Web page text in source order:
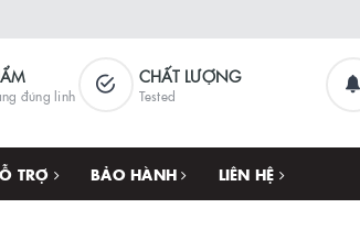
đúng linh
CHẤT LƯỢNG
Tested
TRỢ BẢO HÀNH LIÊN HỆ